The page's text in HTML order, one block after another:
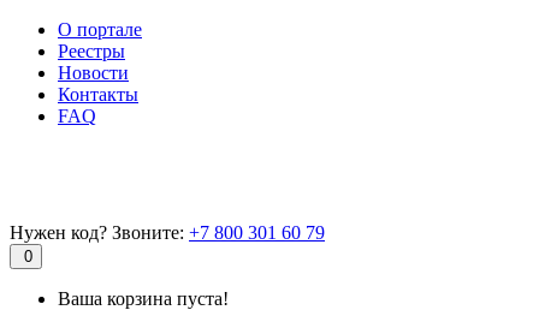
О портале
Реестры
Новости
Контакты
FAQ
Нужен код? Звоните: +7 800 301 60 79
0
Ваша корзина пуста!